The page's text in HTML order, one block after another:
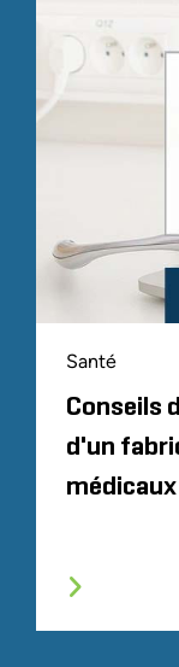
Santé
Conseils
d'un